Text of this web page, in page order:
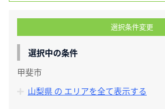
選択条件変更
選択中の条件
甲斐市
山梨県 の エリアを全て表示する